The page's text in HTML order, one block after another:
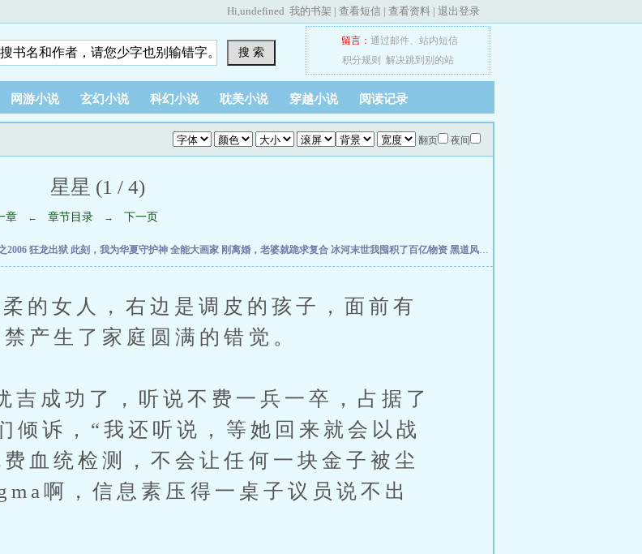
Hi,undefined 我的书架 | 查看短信 | 查看资料 | 退出登录
搜 索
留言： 通过邮件、 站内短信
积分规则
解决跳到别的站
网游小说 玄幻小说 科幻小说 耽美小说 穿越小说 阅读记录
翻页 夜间
星星 (1 / 4)
章 ← 章节目录 → 下一页
2006 狂龙出狱 此刻，我为华夏守护神 全能大画家 刚离婚，老婆就跪求复合 冰河末世我囤积了百亿物资 黑道风云江湖路
女人，右边是调皮的孩子，面前有
产生了家庭圆满的错觉。
功了，听说不费一兵一卒，占据了
倾诉，“我还听说，等她回来就会以战
血统检测，不会让任何一块金子被尘
啊，信息素压得一桌子议员说不出